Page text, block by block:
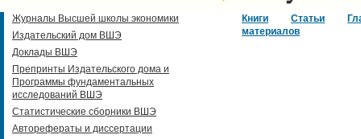
Книги Статьи
материалов
Журналы Высшей школы экономики
Издательский дом ВШЭ
Доклады ВШЭ
Препринты Издательского дома и
Программы фундаментальных
исследований ВШЭ
Статистические сборники ВШЭ
Авторефераты и диссертации